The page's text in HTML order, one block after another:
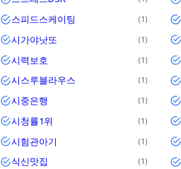
스피드스케이팅 1
시가야낫또 1
시력보호 1
시스루블라우스 1
시중은행 1
시청률1위 1
시험관아기 1
식신맛집 1